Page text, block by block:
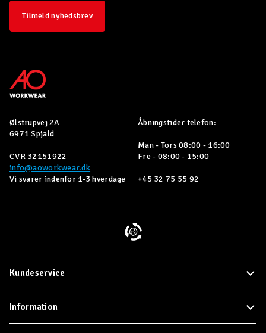
Tilmeld nyhedsbrev
Ølstrupvej 2A
6971 Spjald
CVR 32151922
info@aoworkwear.dk
Vi svarer indenfor 1-3 hverdage
Åbningstider telefon:
Man - Tors 08:00 - 16:00
Fre - 08:00 - 15:00
+45 32 75 55 92
Kundeservice
Information